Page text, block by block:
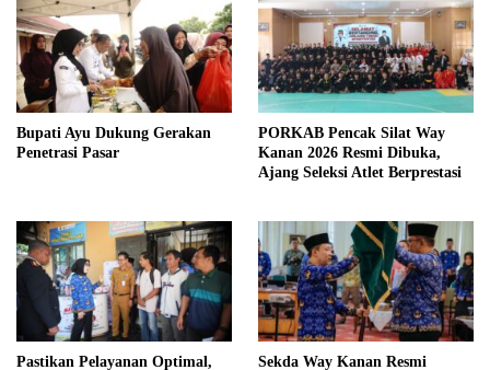
Bupati Ayu Dukung Gerakan
Penetrasi Pasar
PORKAB Pencak Silat Way
Kanan 2026 Resmi Dibuka,
Ajang Seleksi Atlet Berprestasi
Pastikan Pelayanan Optimal,
Sekda Way Kanan Resmi